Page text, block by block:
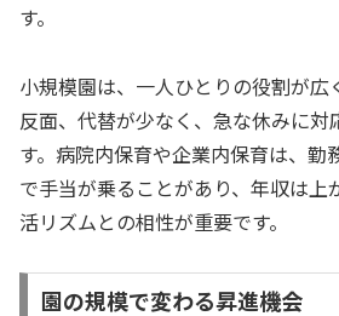
す。
小規模園は、一人ひとりの役割が広
反面、代替が少なく、急な休みに対
す。病院内保育や企業内保育は、勤
で手当が乗ることがあり、年収は上
活リズムとの相性が重要です。
園の規模で変わる昇進機会